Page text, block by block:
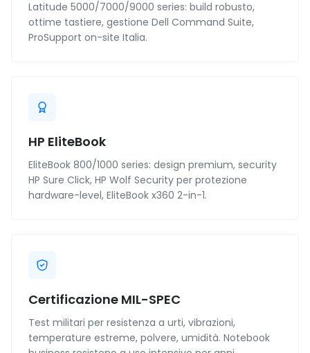
Latitude 5000/7000/9000 series: build robusto,
ottime tastiere, gestione Dell Command Suite,
ProSupport on-site Italia.
HP EliteBook
EliteBook 800/1000 series: design premium, security
HP Sure Click, HP Wolf Security per protezione
hardware-level, EliteBook x360 2-in-1.
Certificazione MIL-SPEC
Test militari per resistenza a urti, vibrazioni,
temperature estreme, polvere, umidità. Notebook